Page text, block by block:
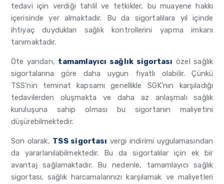
tedavi için verdiği tahlil ve tetkikler, bu muayene hakkı
içerisinde yer almaktadır. Bu da sigortalılara yıl içinde
ihtiyaç duydukları sağlık kontrollerini yapma imkanı
tanımaktadır.
Öte yandan, tamamlayıcı sağlık sigortası özel sağlık
sigortalarına göre daha uygun fiyatlı olabilir. Çünkü
TSS’nin teminat kapsamı genellikle SGK’nın karşıladığı
tedavilerden oluşmakta ve daha az anlaşmalı sağlık
kuruluşuna sahip olması bu sigortanın maliyetini
düşürebilmektedir.
Son olarak, TSS sigortası vergi indirimi uygulamasından
da yararlanılabilmektedir. Bu da sigortalılar için ek bir
avantaj sağlamaktadır. Bu nedenle, tamamlayıcı sağlık
sigortası, sağlık harcamalarınızı karşılamak ve maliyetleri